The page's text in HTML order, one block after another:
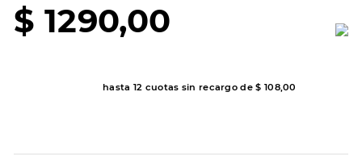
$ 1290,00
hasta 12 cuotas sin recargo de$ 108,00
8.
sandalias